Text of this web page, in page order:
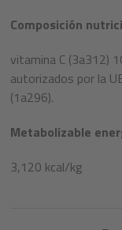
Composición
vitamina C (3a312)
autorizados por la
(1a296).
Metabolizable
3,120 kcal/kg